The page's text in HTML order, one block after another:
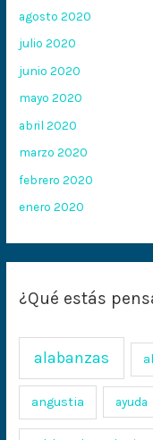
agosto 2020
julio 2020
junio 2020
mayo 2020
abril 2020
marzo 2020
febrero 2020
enero 2020
¿Qué estás
alabanzas
angustia ayuda